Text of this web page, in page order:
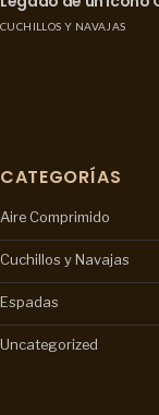
CUCHILLOS Y NAVAJAS
CATEGORÍAS
Aire Comprimido
Cuchillos y Navajas
Espadas
Uncategorized